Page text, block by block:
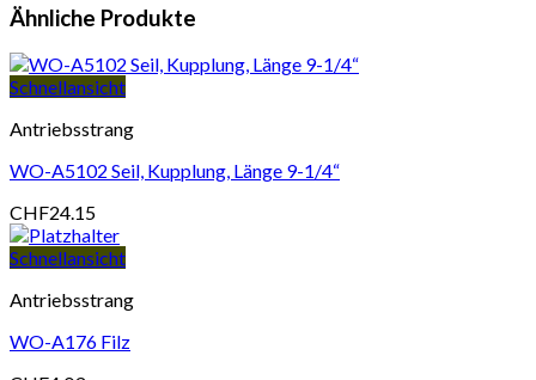
Ähnliche Produkte
Schnellansicht
Antriebsstrang
WO-A5102 Seil, Kupplung, Länge 9-1/4“
CHF24.15
Schnellansicht
Antriebsstrang
WO-A176 Filz